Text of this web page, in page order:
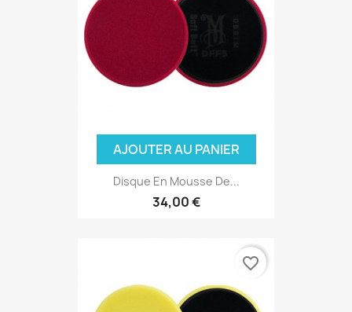
AJOUTER AU PANIER
Disque En Mousse De...
34,00 €
favorite_border